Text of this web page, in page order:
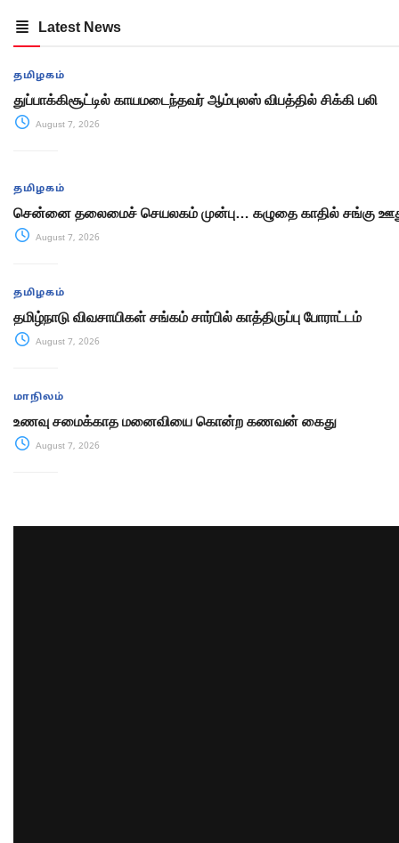
Latest News
தமிழகம்
துப்பாக்கிசூட்டில் காயமடைந்தவர் ஆம்புலஸ் விபத்தில் சிக்கி பலி
August 7, 2026
தமிழகம்
சென்னை தலைமைச் செயலகம் முன்பு… கழுதை காதில் சங்கு
August 7, 2026
தமிழகம்
தமிழ்நாடு விவசாயிகள் சங்கம் சார்பில் காத்திருப்பு போராட்டம்
August 7, 2026
மாநிலம்
உணவு சமைக்காத மனைவியை கொன்ற கணவன் கைது
August 7, 2026